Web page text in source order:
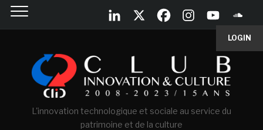
LOGIN
L'innovation technologique et sociale au service du
patrimoine et de la culture